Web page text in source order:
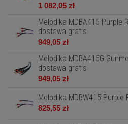
1 082,05 zł
Melodika MDBA415 Purple
dostawa gratis
949,05 zł
Melodika MDBA415G
dostawa gratis
949,05 zł
Melodika MDBW415
825,55 zł